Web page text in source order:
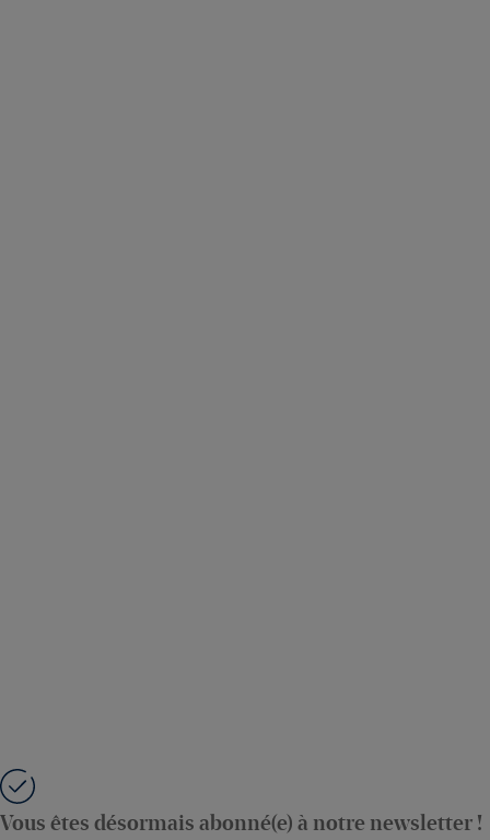
Vous êtes désormais abonné(e) à notre newsletter !